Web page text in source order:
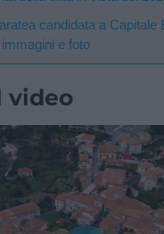
candidata a Capitale
e foto
video